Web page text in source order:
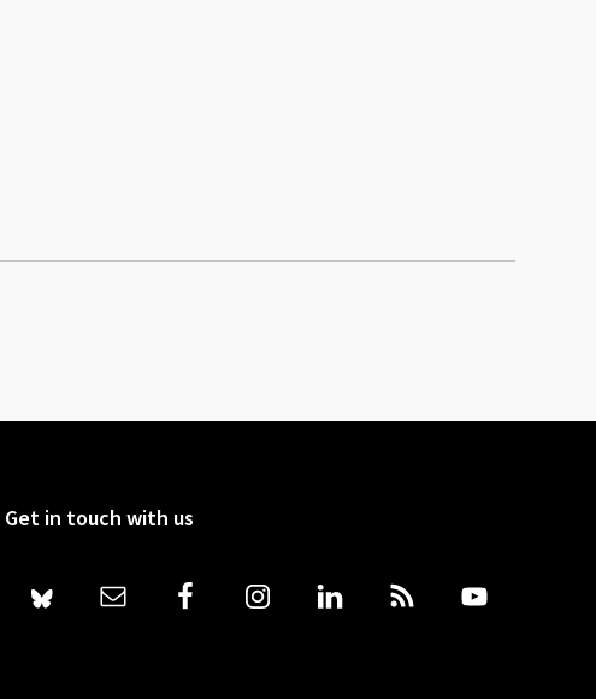
Get in touch with us